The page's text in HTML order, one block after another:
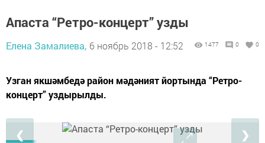
Апаста “Ретро-концерт” узды
Елена Замалиева, 6 ноябрь 2018 - 12:52 1477 0 0
Узган якшәмбедә район мәдәният йортында “Ретро-
концерт” уздырылды.
❮ ❯